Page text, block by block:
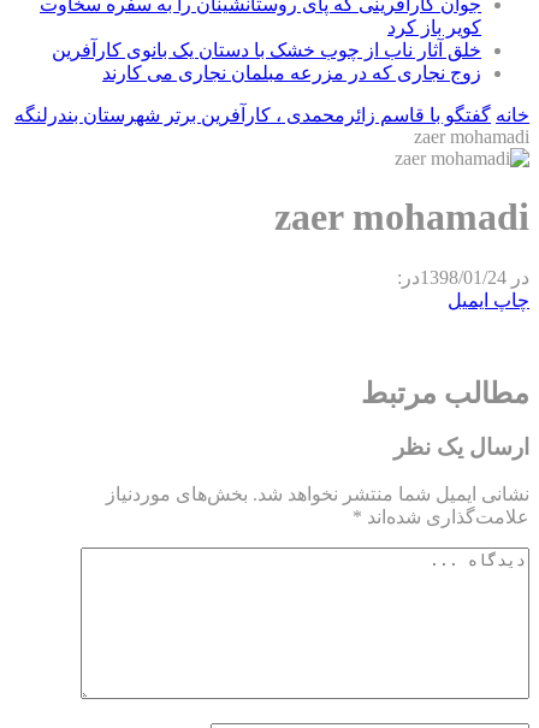
جوان کارآفرینی که پای روستانشینان را به سفره سخاوت
کویر باز کرد
خلق آثار ناب از چوب خشک با دستان یک بانوی کارآفرین
زوج نجاری که در مزرعه مبلمان نجاری می کارند
خانه گفتگو با قاسم زائرمحمدی ، کارآفرین برتر شهرستان بندرلنگه
zaer mohamadi
zaer mohamadi
در 1398/01/24در:
چاپ ایمیل
مطالب مرتبط
ارسال یک نظر
نشانی ایمیل شما منتشر نخواهد شد. بخش‌های موردنیاز
علامت‌گذاری شده‌اند *